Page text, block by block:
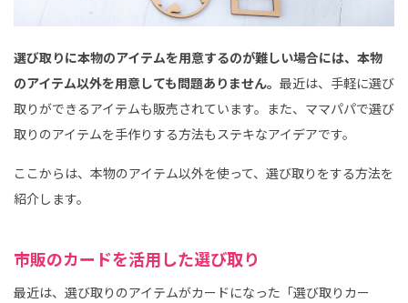
選び取りに本物のアイテムを用意するのが難しい場合には、本物
のアイテム以外を用意しても問題ありません。 最近は、手軽に選び
取りができるアイテムも販売されています。また、ママパパで選び
取りのアイテムを手作りする方法もステキなアイデアです。
ここからは、本物のアイテム以外を使って、選び取りをする方法を
紹介します。
市販のカードを活用した選び取り
最近は、選び取りのアイテムがカードになった「選び取りカー